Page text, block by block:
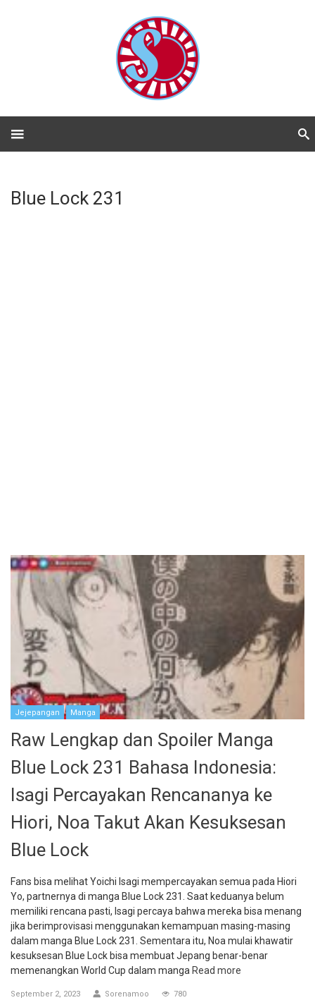
Blue Lock 231
Jejepangan Manga
Raw Lengkap dan Spoiler Manga
Blue Lock 231 Bahasa Indonesia:
Isagi Percayakan Rencananya ke
Hiori, Noa Takut Akan Kesuksesan
Blue Lock
Fans bisa melihat Yoichi Isagi mempercayakan semua pada Hiori
Yo, partnernya di manga Blue Lock 231. Saat keduanya belum
memiliki rencana pasti, Isagi percaya bahwa mereka bisa menang
jika berimprovisasi menggunakan kemampuan masing-masing
dalam manga Blue Lock 231. Sementara itu, Noa mulai khawatir
kesuksesan Blue Lock bisa membuat Jepang benar-benar
memenangkan World Cup dalam manga Read more
September 2, 2023 Sorenamoo 780